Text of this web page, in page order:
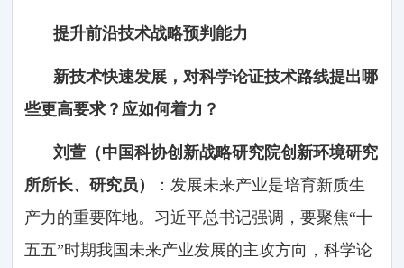
提升前沿技术战略预判能力
新技术快速发展，对科学论证技术路线提出哪
些更高要求？应如何着力？
刘萱（中国科协创新战略研究院创新环境研究
所所长、研究员）
：发展未来产业是培育新质生
产力的重要阵地。习近平总书记强调，要聚焦“十
五五”时期我国未来产业发展的主攻方向，科学论